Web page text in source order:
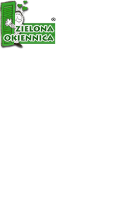
19,10zł–51,26